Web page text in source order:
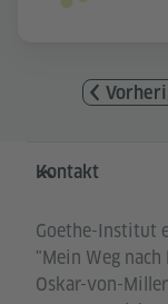
Service- und
Kontakt
Goethe-Institut
"Mein Weg
Oskar-von-